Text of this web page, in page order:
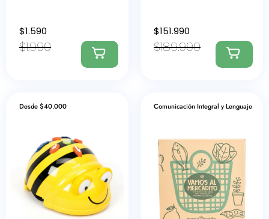
$1.990
$1.590
$189.990
$151.990
Desde $40.000 Comunicación Integral y Lenguaje